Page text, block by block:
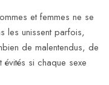
et femmes ne se
les unissent parfois,
de malentendus, de
si chaque sexe